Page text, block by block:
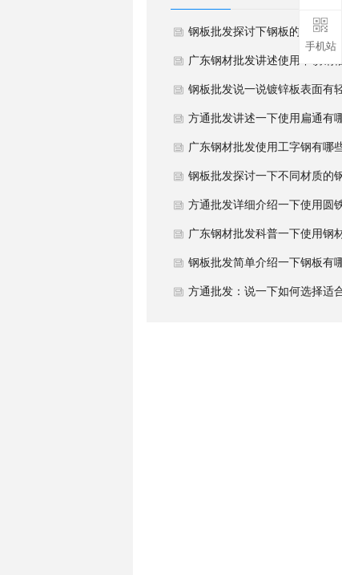
钢板批发探讨下钢板的厚度公
其性能有哪些影响？
广东钢材批发讲述使用不锈钢
有哪些分类与产品特点？
钢板批发说一说镀锌板表面有
划伤如何处理？
方通批发讲述一下使用扁通有
材质与适用场景？
广东钢材批发使用工字钢有哪
作原理与应用范围？
钢板批发探讨一下不同材质的
在性能上有哪些区别？
方通批发详细介绍一下使用圆
心工作原理？
广东钢材批发科普一下使用钢
哪些基础大类？
钢板批发简单介绍一下钢板有
种常见分类？
方通批发：说一下如何选择适
手机站